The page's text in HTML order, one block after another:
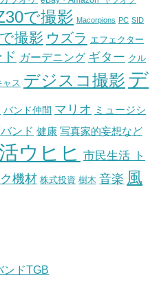
で撮影 Macorpions PC SID
撮影 ウズラ エフェクター
ガーデニング ギター クル
ャス デジスコ撮影 デ
バンド仲間 マリオ ミュージシ
ンド 健康 写真家的妄想など
ウヒヒ 市民生活 ト
機材 株式投資 樹木 音楽 風
ンドTGB